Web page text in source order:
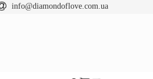
info@diamondoflove.com.ua